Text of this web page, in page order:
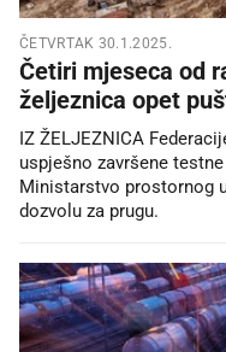
ČETVRTAK 30.1.2025.
Četiri mjeseca od
željeznica opet
IZ ŽELJEZNICA
uspješno završene
Ministarstvo prostornog
dozvolu za prugu.